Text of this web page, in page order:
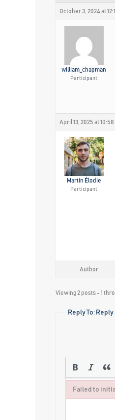
October 3, 2024 at
william_chapman
Participant
April 13, 2025 at
Martin Élodie
Participant
Author
Viewing 2 posts - 1
Reply To:
Failed to
Failed to